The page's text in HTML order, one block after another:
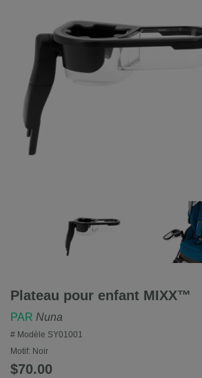
Plateau pour enfant MIXX™
PAR Nuna
# Modèle SY01001
Motif: Noir
$70.00